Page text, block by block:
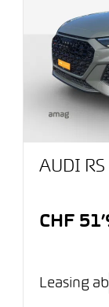
AUDI RS
CHF
Leasing ab